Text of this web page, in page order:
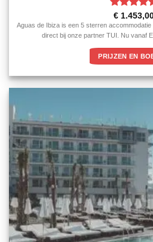
5uit 5
€
Aguas de Ibiza is een 5 sterren
direct bij onze partner TUI. Nu vanaf
PRIJZEN EN